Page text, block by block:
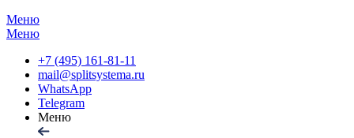
Меню
Меню
+7 (495) 161-81-11
mail@splitsystema.ru
WhatsApp
Telegram
Меню